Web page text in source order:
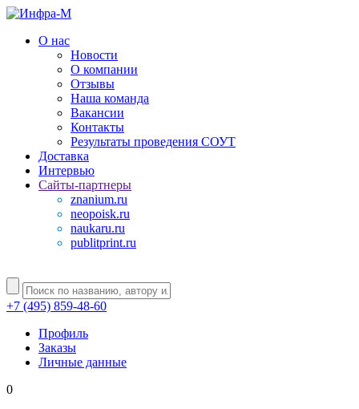
О нас
Новости
О компании
Отзывы
Наша команда
Вакансии
Контакты
Результаты проведения СОУТ
Доставка
Интервью
Сайты-партнеры
znanium.ru
neopoisk.ru
naukaru.ru
publitprint.ru
+7 (495) 859-48-60
Профиль
Заказы
Личные данные
0